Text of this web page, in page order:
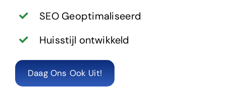
SEO Geoptimaliseerd
Huisstijl ontwikkeld
Daag Ons Ook Uit!